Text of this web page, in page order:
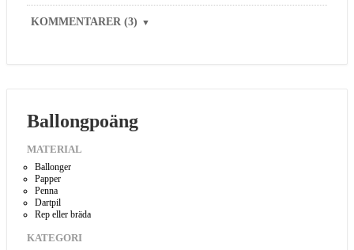
KOMMENTARER (3) ▼
Ballongpoäng
MATERIAL
Ballonger
Papper
Penna
Dartpil
Rep eller bräda
KATEGORI